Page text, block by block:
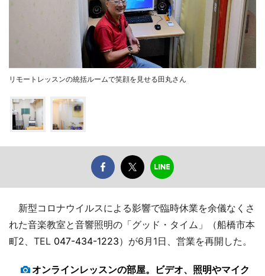
リモートレッスンの統括ルームで笑顔を見せる田丸さん
新型コロナウイルスによる影響で臨時休業を余儀なくさ
れた音楽教室と音響照明の「グッド・タイム」（船橋市本
町2、TEL 047-434-1223）が6月1日、営業を再開した。
オンラインレッスンの部屋。ビデオ、照明やマイク